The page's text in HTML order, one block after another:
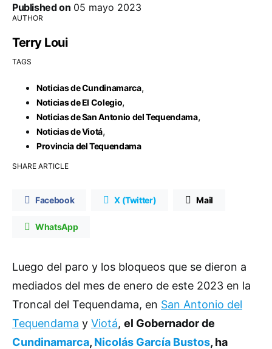
Published on 05 mayo 2023
AUTHOR
Terry Loui
TAGS
Noticias de Cundinamarca,
Noticias de El Colegio,
Noticias de San Antonio del Tequendama,
Noticias de Viotá,
Provincia del Tequendama
SHARE ARTICLE
Facebook X (Twitter) Mail
WhatsApp
Luego del paro y los bloqueos que se dieron a
mediados del mes de enero de este 2023 en la
Troncal del Tequendama, en San Antonio del
Tequendama y Viotá, el Gobernador de
Cundinamarca, Nicolás García Bustos, ha